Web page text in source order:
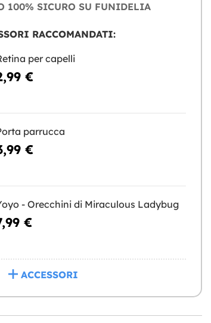
100% SICURO SU FUNIDELIA
RACCOMANDATI:
per capelli
€
parrucca
€
- Orecchini di Miraculous Ladybug
€
ACCESSORI